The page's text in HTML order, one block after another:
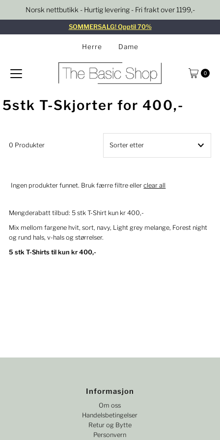
Gå til innhold
Norsk nettbutikk - Hurtig levering - Fri frakt over 1199,-
SOMMERSALG! Opptil 70%
Herre Dame
0
5stk T-Skjorter for 400,-
0 Produkter
Mest relevant
Alfabetisk, A–Å
Ingen produkter funnet. Bruk færre filtre ellerclear all
Mengderabatt tilbud: 5 stk T-Shirt kun kr 400,-
Mix mellom fargene hvit, sort, navy, Light grey melange, Forest night
og rund hals, v-hals og størrelser.
5 stk T-Shirts til kun kr 400,-
Informasjon
Om oss
Handelsbetingelser
Retur og Bytte
Personvern